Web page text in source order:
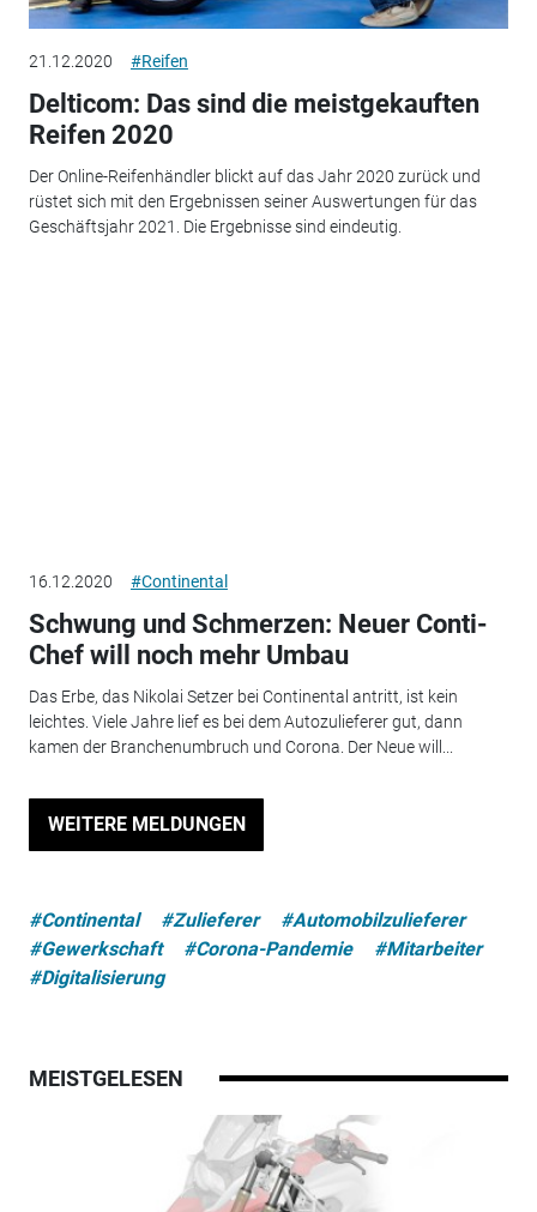
21.12.2020 #Reifen
Delticom: Das sind die meistgekauften
Reifen 2020
Der Online-Reifenhändler blickt auf das Jahr 2020 zurück und
rüstet sich mit den Ergebnissen seiner Auswertungen für das
Geschäftsjahr 2021. Die Ergebnisse sind eindeutig.
16.12.2020 #Continental
Schwung und Schmerzen: Neuer Conti-
Chef will noch mehr Umbau
Das Erbe, das Nikolai Setzer bei Continental antritt, ist kein
leichtes. Viele Jahre lief es bei dem Autozulieferer gut, dann
kamen der Branchenumbruch und Corona. Der Neue will...
WEITERE MELDUNGEN
#Continental #Zulieferer
#Automobilzulieferer
#Gewerkschaft
#Corona-Pandemie
#Mitarbeiter
#Digitalisierung
MEISTGELESEN